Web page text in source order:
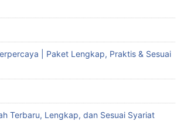
| Paket Lengkap, Praktis & Sesuai
Terbaru, Lengkap, dan Sesuai Syariat